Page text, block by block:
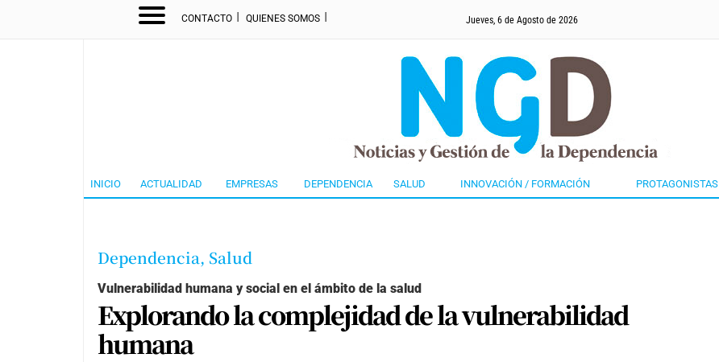
CONTACTO I QUIENES SOMOS I Jueves, 6 de Agosto de 2026
INICIO ACTUALIDAD EMPRESAS DEPENDENCIA SALUD INNOVACIÓN / FORMACIÓN PROTAGONISTAS
Dependencia, Salud
Vulnerabilidad humana y social en el ámbito de la salud
Explorando la complejidad de la vulnerabilidad
humana